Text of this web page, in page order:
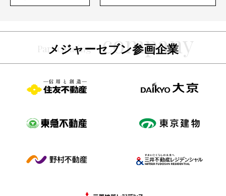
メジャーセブン参画企業